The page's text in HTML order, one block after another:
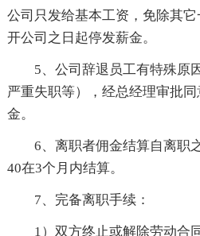
公司只发给基本工资，免除其
开公司之日起停发薪金。
5、公司辞退员工有特殊原
严重失职等），经总经理审批
金。
6、离职者佣金结算自离职
40在3个月内结算。
7、完备离职手续：
1）双方终止或解除劳动合